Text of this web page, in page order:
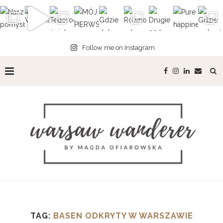
Follow me on Instagram
TAG: BASEN ODKRYTY W WARSZAWIE